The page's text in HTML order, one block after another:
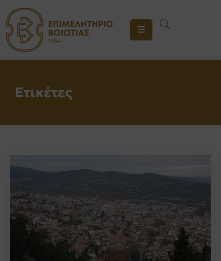
ΤΟ
ΕΠΙΜΕΛΗΤΗΡΙΟ
ΕΝΗΜΕΡΩΣΗ
Ετικέτες